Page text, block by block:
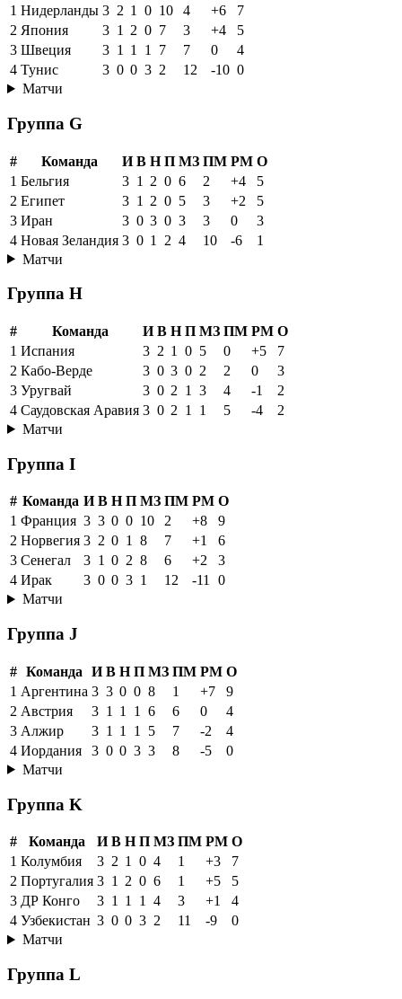
1 Нидерланды 3 2 1 0 10 4 +6
7
2 Япония 3 1 2 0 7 3 +4
5
3 Швеция 3 1 1 1 7 7 0
4
4 Тунис 3 0 0 3 2 12 -10 0
Матчи
Группа G
# Команда И В Н П МЗ ПМ РМ О
1 Бельгия 3 1 2 0 6 2 +4
5
2 Египет 3 1 2 0 5 3 +2
5
3 Иран 3 0 3 0 3 3 0
3
4 Новая Зеландия 3 0 1 2 4 10 -6
1
Матчи
Группа H
# Команда И В Н П МЗ ПМ РМ О
1 Испания 3 2 1 0 5 0 +5
7
2 Кабо-Верде 3 0 3 0 2 2 0
3
3 Уругвай 3 0 2 1 3 4 -1
2
4 Саудовская Аравия 3 0 2 1 1 5 -4
2
Матчи
Группа I
# Команда И В Н П МЗ ПМ РМ О
1 Франция 3 3 0 0 10 2 +8
9
2 Норвегия 3 2 0 1 8 7 +1
6
3 Сенегал 3 1 0 2 8 6 +2
3
4 Ирак 3 0 0 3 1 12 -11
0
Матчи
Группа J
# Команда И В Н П МЗ ПМ РМ О
1 Аргентина 3 3 0 0 8 1 +7
9
2 Австрия 3 1 1 1 6 6 0
4
3 Алжир 3 1 1 1 5 7 -2
4
4 Иордания 3 0 0 3 3 8 -5
0
Матчи
Группа K
# Команда И В Н П МЗ ПМ РМ О
1 Колумбия 3 2 1 0 4 1 +3
7
2 Португалия 3 1 2 0 6 1 +5
5
3 ДР Конго 3 1 1 1 4 3 +1
4
4 Узбекистан 3 0 0 3 2 11 -9
0
Матчи
Группа L